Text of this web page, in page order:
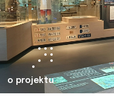
o projektu